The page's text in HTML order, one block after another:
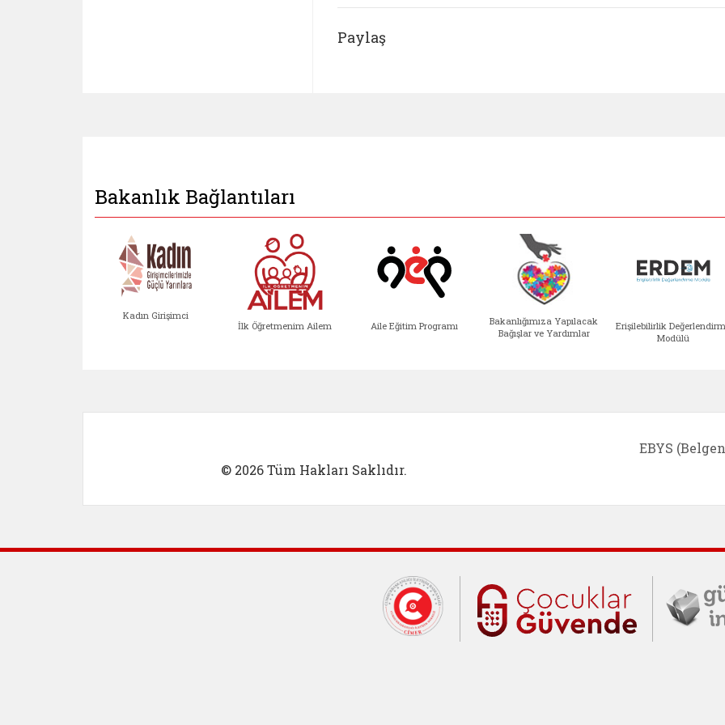
Paylaş
Bakanlık Bağlantıları
Kadın Girişimci
İlk Öğretmenim Ailem Aile Eğitim Programı
Bakanlığımıza Yapılacak
Bağışlar ve Yardımlar
Erişilebilirlik
Modülü
© 2026 Tüm Hakları Saklıdır.
EBYS
Cumhurbaşkanlığı İletişim Merkezi
Çocuklar